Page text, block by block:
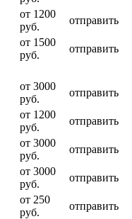
от 1200
руб.
отправить
от 1500
руб.
отправить
от 3000
руб.
отправить
от 1200
руб.
отправить
от 3000
руб.
отправить
от 3000
руб.
отправить
от 250
руб.
отправить